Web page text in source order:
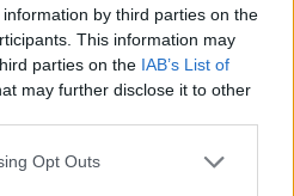
by third parties on the
This information may
parties on the IAB’s List of
may further disclose it to other
Opt Outs